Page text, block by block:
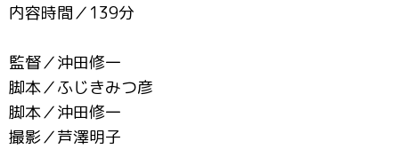
内容時間／139分
監督／沖田修一
脚本／ふじきみつ彦
脚本／沖田修一
撮影／芦澤明子